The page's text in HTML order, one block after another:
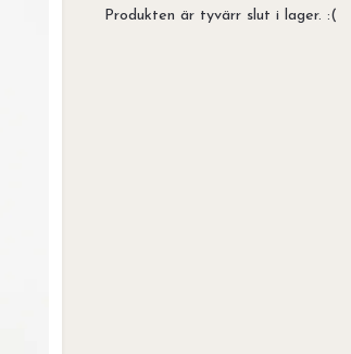
Produkten är tyvärr slut i lager. :(